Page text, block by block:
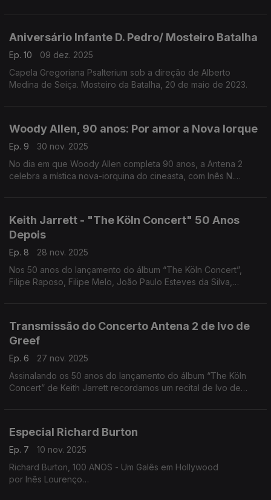
Aniversário Infante D. Pedro/ Mosteiro Batalha
Ep. 10
09 dez. 2025
Capela Gregoriana Psalterium sob a direção de Alberto
Medina de Seiça. Mosteiro da Batalha, 20 de maio de 2023.
Woody Allen, 90 anos: Por amor a Nova Iorque
Ep. 9
30 nov. 2025
No dia em que Woody Allen completa 90 anos, a Antena 2
celebra a mística nova-iorquina do cineasta, com Inês N.
Keith Jarrett - "The Köln Concert" 50 Anos
Depois
Ep. 8
28 nov. 2025
Nos 50 anos do lançamento do álbum “The Köln Concert”,
Filipe Raposo, Filipe Melo, João Paulo Esteves da Silva,
Transmissão do Concerto Antena 2 de Ivo de
Greef
Ep. 6
27 nov. 2025
Assinalando os 50 anos do lançamento do álbum “The Köln
Concert” de Keith Jarrett recordamos um recital de Ivo de
Especial Richard Burton
Ep. 7
10 nov. 2025
Richard Burton, 100 ANOS - Um Galês em Hollywood
por Inês Lourenço